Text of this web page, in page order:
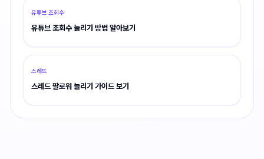
유튜브 조회수
유튜브 조회수 늘리기 방법 알아보기
스레드
스레드 팔로워 늘리기 가이드 보기